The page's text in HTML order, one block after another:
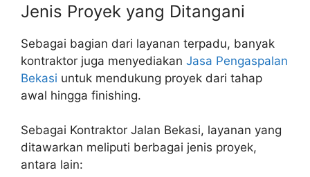
Jenis Proyek yang Ditangani
Sebagai bagian dari layanan terpadu, banyak
kontraktor juga menyediakan Jasa Pengaspalan
Bekasi untuk mendukung proyek dari tahap
awal hingga finishing.
Sebagai Kontraktor Jalan Bekasi, layanan yang
ditawarkan meliputi berbagai jenis proyek,
antara lain: